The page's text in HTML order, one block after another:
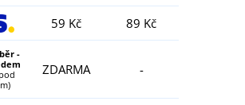
59 Kč 89 Kč
-
ZDARMA -